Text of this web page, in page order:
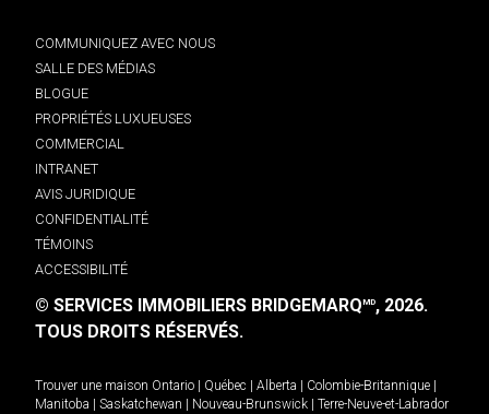
COMMUNIQUEZ AVEC NOUS
SALLE DES MÉDIAS
BLOGUE
PROPRIÉTÉS LUXUEUSES
COMMERCIAL
INTRANET
AVIS JURIDIQUE
CONFIDENTIALITÉ
TÉMOINS
ACCESSIBILITÉ
© SERVICES IMMOBILIERS BRIDGEMARQMD, 2026.
TOUS DROITS RÉSERVÉS.
Trouver une maison Ontario Québec Alberta Colombie-Britannique
Manitoba
Saskatchewan Nouveau-Brunswick
Terre-Neuve-et-Labrador